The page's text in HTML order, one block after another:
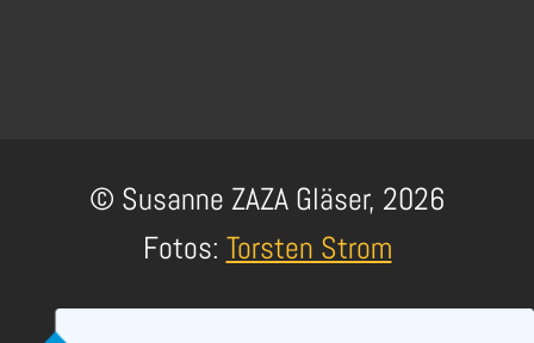
© Susanne ZAZA Gläser, 2026
Fotos: Torsten Strom